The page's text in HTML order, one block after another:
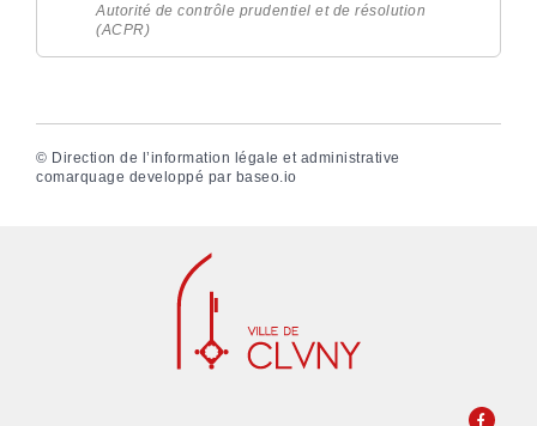
Autorité de contrôle prudentiel et de résolution
(ACPR)
© Direction de l’information légale et administrative
comarquage developpé par baseo.io